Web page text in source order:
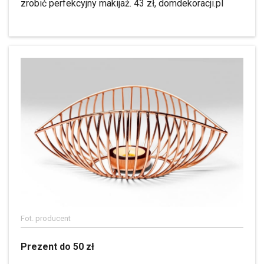
zrobić perfekcyjny makijaż. 43 zł, domdekoracji.pl
Fot. producent
Prezent do 50 zł